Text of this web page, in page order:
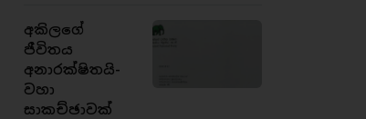
අකිලගේ
ජීවිතය
අනාරක්ෂිතයි-
වහා
සාකච්ඡාවක්